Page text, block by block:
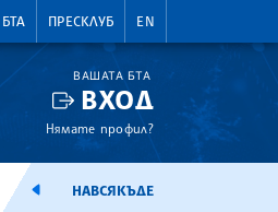
БТА ПРЕСКЛУБ EN
ВАШАТА БТА
ВХОД
Нямате профил?
ЕМИСИЯНАВСЯКЪДЕ